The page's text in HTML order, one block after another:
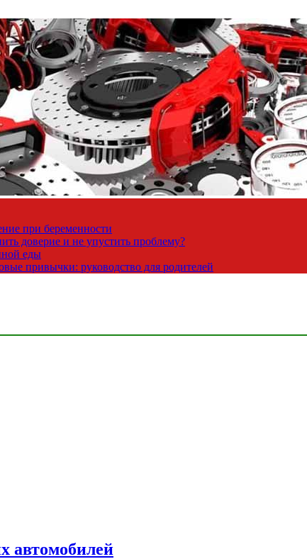
при беременности
доверие и не упустить проблему?
еды
привычки: руководство для родителей
автомобилей